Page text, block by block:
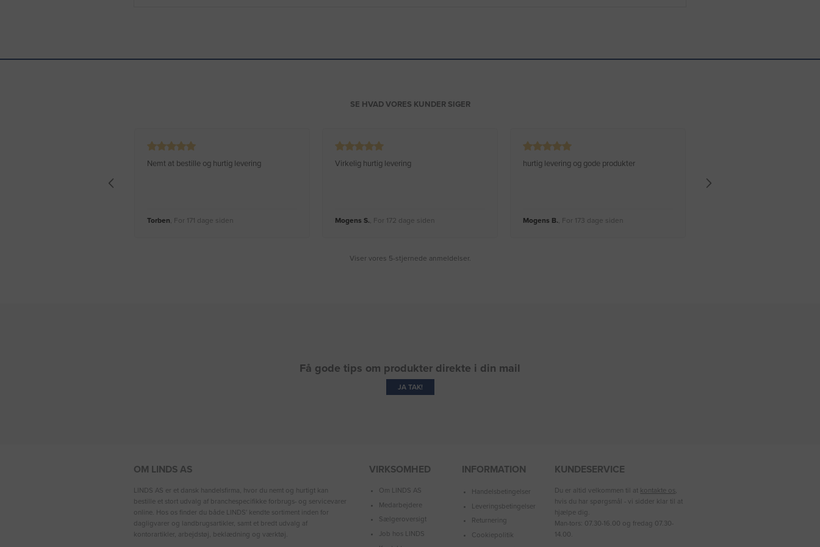
SE HVAD VORES KUNDER SIGER
Nemt at bestille og hurtig levering
Torben, For 171 dage siden
Virkelig hurtig levering
Mogens S., For 172 dage siden
hurtig levering og gode produkter
Mogens B., For 173 dage siden
Viser vores 5-stjernede anmeldelser.
Få gode tips om produkter direkte i din mail
JA TAK!
OM LINDS AS
LINDS AS er et dansk handelsfirma, hvor du nemt og hurtigt kan
bestille et stort udvalg af branchespecifikke forbrugs- og servicevarer
online. Hos os finder du både LINDS′ kendte sortiment inden for
dagligvarer og landbrugsartikler, samt et bredt udvalg af
kontorartikler, arbejdstøj, beklædning og værktøj.
VIRKSOMHED
Om LINDS AS
Medarbejdere
Sælgeroversigt
Job hos LINDS
INFORMATION
Handelsbetingelser
Leveringsbetingelser
Returnering
Cookiepolitik
KUNDESERVICE
Du er altid velkommen til at kontakte os,
hvis du har spørgsmål - vi sidder klar til at
hjælpe dig.
Man-tors: 07.30-16.00 og fredag 07.30-
14.00.